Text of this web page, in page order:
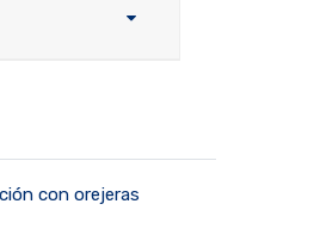
con orejeras